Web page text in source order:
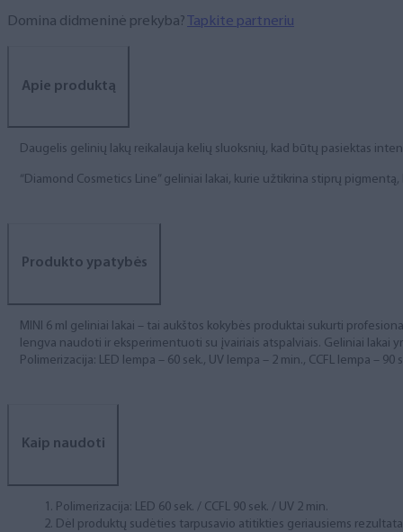
Domina didmeninė prekyba? Tapkite partneriu
Apie produktą
Daugelis gelinių lakų reikalauja kelių sluoksnių, kad būtų pasiektas
“Diamond Cosmetics Line” geliniai lakai, kurie užtikrina stiprų
Produkto ypatybės
MINI 6 ml geliniai lakai – tai aukštos kokybės produktai sukurti
lengva naudoti ir eksperimentuoti su įvairiais atspalviais. Geliniai lakai
Polimerizacija: LED lempa – 60 sek., UV lempa – 2 min., CCFL lempa – 90
Kaip naudoti
Polimerizacija: LED 60 sek. / CCFL 90 sek. / UV 2 min.
Dėl produktų sudėties tarpusavio atitikties geriausiems